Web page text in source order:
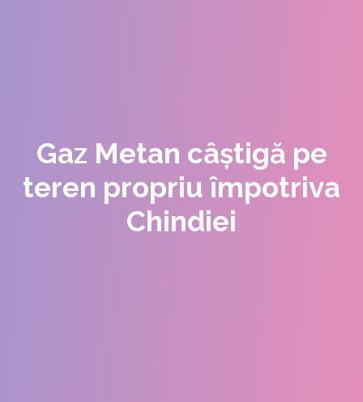
Gaz Metan câștigă pe
teren propriu împotriva
Chindiei